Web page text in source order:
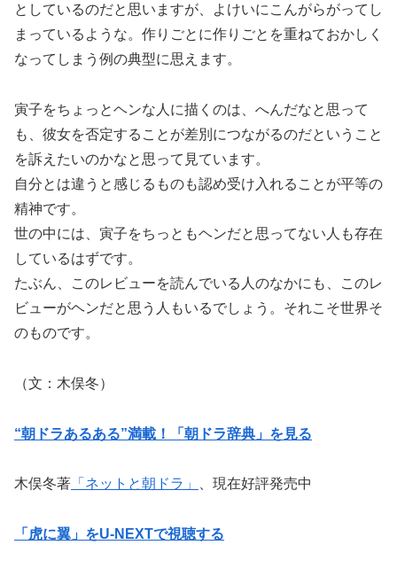
としているのだと思いますが、よけいにこんがらがってし
まっているような。作りごとに作りごとを重ねておかしく
なってしまう例の典型に思えます。
寅子をちょっとヘンな人に描くのは、へんだなと思って
も、彼女を否定することが差別につながるのだということ
を訴えたいのかなと思って見ています。
自分とは違うと感じるものも認め受け入れることが平等の
精神です。
世の中には、寅子をちっともヘンだと思ってない人も存在
しているはずです。
たぶん、このレビューを読んでいる人のなかにも、このレ
ビューがヘンだと思う人もいるでしょう。それこそ世界そ
のものです。
（文：木俣冬）
“朝ドラあるある”満載！「朝ドラ辞典」を見る
木俣冬著 「ネットと朝ドラ」 、現在好評発売中
「虎に翼」をU-NEXTで視聴する